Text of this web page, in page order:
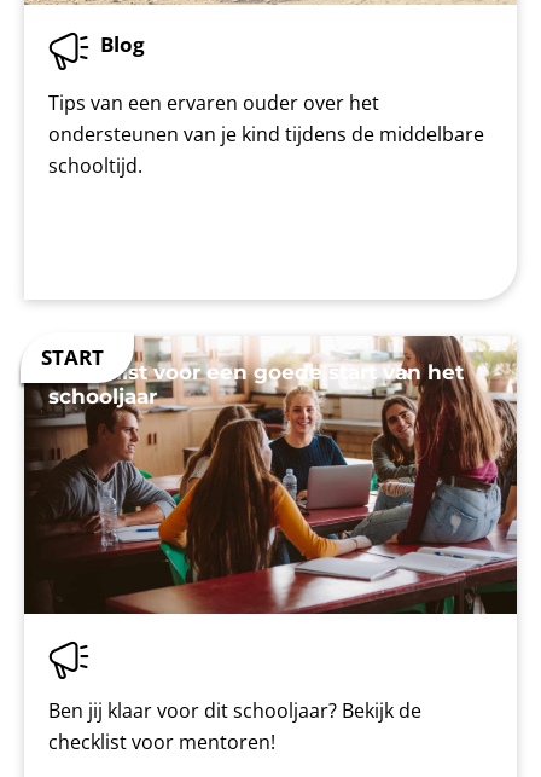
Blog
Tips van een ervaren ouder over het
ondersteunen van je kind tijdens de middelbare
schooltijd.
Checklist voor een goede start van het
schooljaar
Ben jij klaar voor dit schooljaar? Bekijk de
checklist voor mentoren!